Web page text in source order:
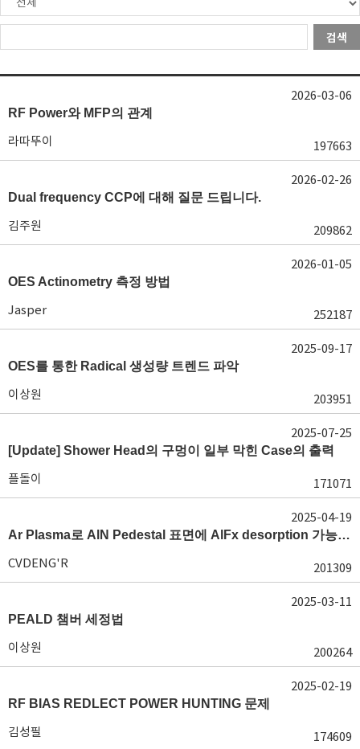
검색
RF Power와 MFP의 관계
라따뚜이 197663
2026-03-06
Dual frequency CCP에 대해 질문 드립니다.
김주원 209862
2026-02-26
OES Actinometry 측정 방법
Jasper 252187
2026-01-05
OES를 통한 Radical 생성량 트렌드 파악
이상원 203951
2025-09-17
[Update] Shower Head의 구멍이 일부 막힌 Case의 출력
플돌이 171071
2025-07-25
Ar Plasma로 AlN Pedestal 표면에 AlFx desorption 가능 여부가 궁금합니다.
CVDENG'R 201309
2025-04-19
PEALD 챔버 세정법
이상원 200264
2025-03-11
RF BIAS REDLECT POWER HUNTING 문제
김성필 174609
2025-02-19